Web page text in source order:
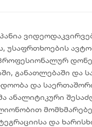
განათლებაში და
და
ანალიტიკური
და